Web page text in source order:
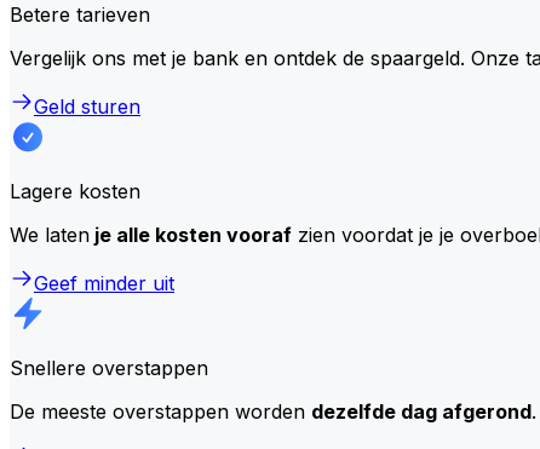
Betere tarieven
Vergelijk ons met je bank en ontdek de spaargeld. Onze
Geld sturen
Lagere kosten
We laten je alle kosten vooraf zien voordat je je
Geef minder uit
Snellere overstappen
De meeste overstappen worden dezelfde dag afgerond